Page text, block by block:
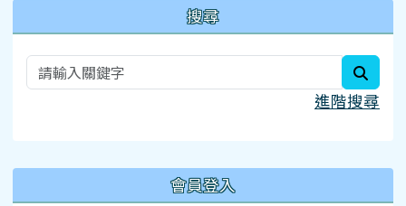
搜尋
進階搜尋
會員登入